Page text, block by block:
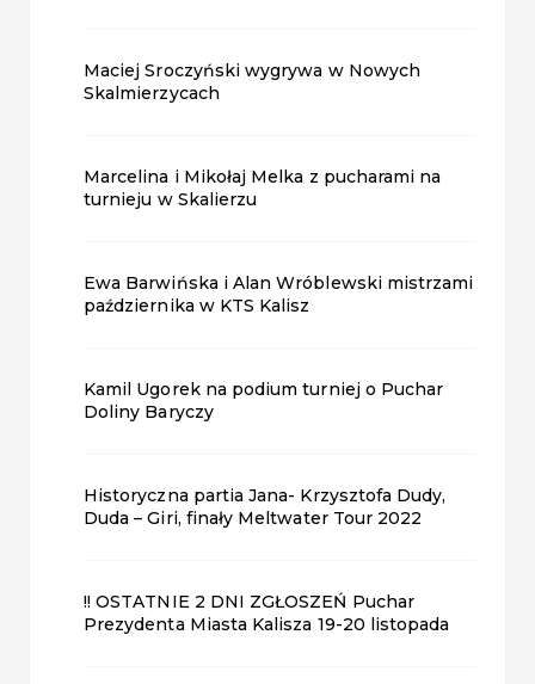
Maciej Sroczyński wygrywa w Nowych
Skalmierzycach
Marcelina i Mikołaj Melka z pucharami na
turnieju w Skalierzu
Ewa Barwińska i Alan Wróblewski mistrzami
października w KTS Kalisz
Kamil Ugorek na podium turniej o Puchar
Doliny Baryczy
Historyczna partia Jana- Krzysztofa Dudy,
Duda – Giri, finały Meltwater Tour 2022
!! OSTATNIE 2 DNI ZGŁOSZEŃ Puchar
Prezydenta Miasta Kalisza 19-20 listopada